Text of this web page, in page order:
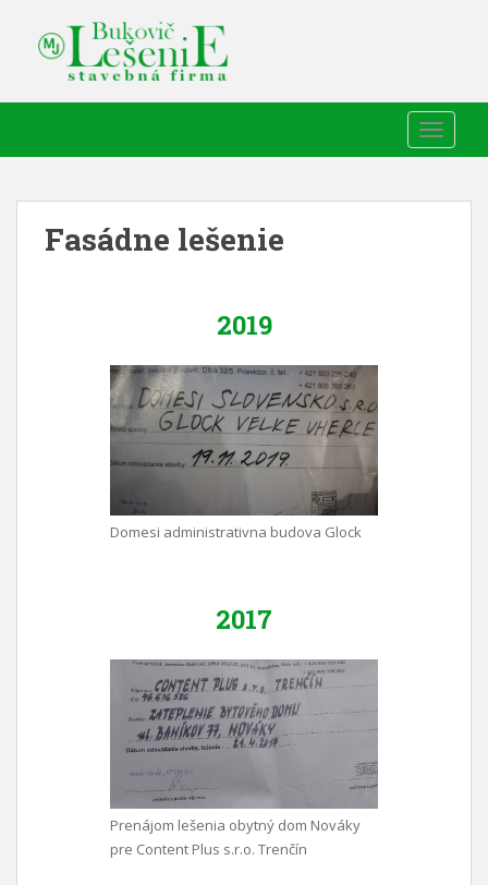
Fasádne lešenie
2019
Domesi administrativna budova Glock
2017
Prenájom lešenia obytný dom Nováky
pre Content Plus s.r.o. Trenčín